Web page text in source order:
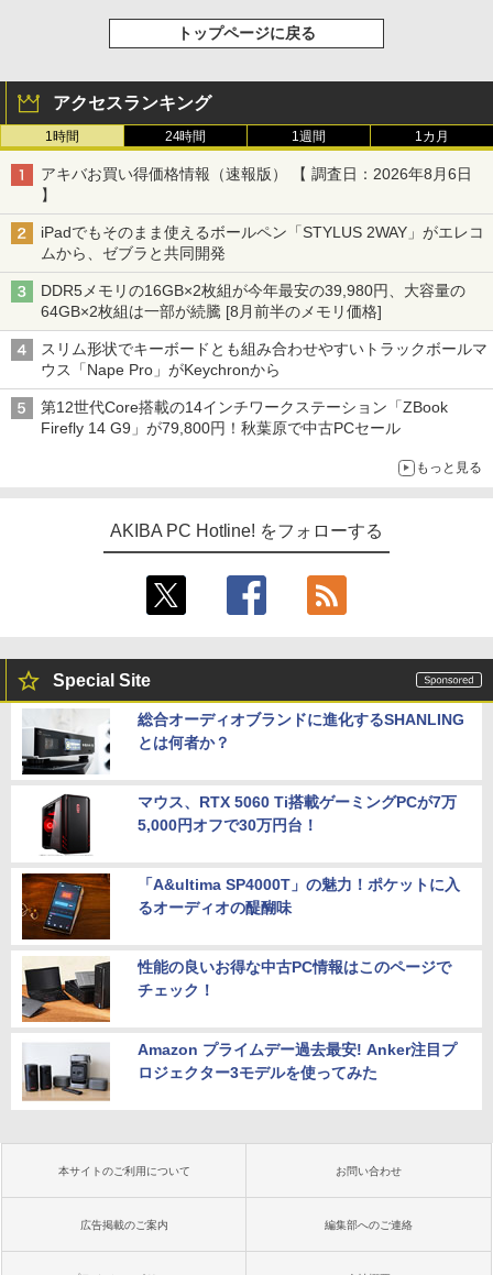
トップページに戻る
アクセスランキング
1時間 24時間 1週間 1カ月
アキバお買い得価格情報（速報版） 【 調査日：2026年8月6日
】
iPadでもそのまま使えるボールペン「STYLUS 2WAY」がエレコ
ムから、ゼブラと共同開発
DDR5メモリの16GB×2枚組が今年最安の39,980円、大容量の
64GB×2枚組は一部が続騰 [8月前半のメモリ価格]
スリム形状でキーボードとも組み合わせやすいトラックボールマ
ウス「Nape Pro」がKeychronから
第12世代Core搭載の14インチワークステーション「ZBook
Firefly 14 G9」が79,800円！秋葉原で中古PCセール
もっと見る
AKIBA PC Hotline! をフォローする
Special Site
総合オーディオブランドに進化するSHANLING
とは何者か？
マウス、RTX 5060 Ti搭載ゲーミングPCが7万
5,000円オフで30万円台！
「A&ultima SP4000T」の魅力！ポケットに入
るオーディオの醍醐味
性能の良いお得な中古PC情報はこのページで
チェック！
Amazon プライムデー過去最安! Anker注目プ
ロジェクター3モデルを使ってみた
本サイトのご利用について お問い合わせ
広告掲載のご案内 編集部へのご連絡